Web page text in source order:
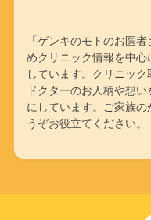
「ゲンキのモトのお医
めクリニック情報を中
しています。クリニック
ドクターのお人柄や想
にしています。ご家族
うぞお役立てください。